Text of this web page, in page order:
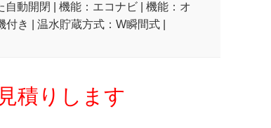
動開閉 | 機能：エコナビ | 機能：オ
き | 温水貯蔵方式：W瞬間式 |
積りします